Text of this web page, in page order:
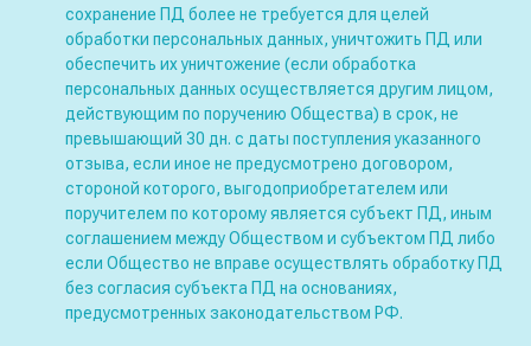
сохранение ПД более не требуется для целей
обработки персональных данных, уничтожить ПД или
обеспечить их уничтожение (если обработка
персональных данных осуществляется другим лицом,
действующим по поручению Общества) в срок, не
превышающий 30 дн. с даты поступления указанного
отзыва, если иное не предусмотрено договором,
стороной которого, выгодоприобретателем или
поручителем по которому является субъект ПД, иным
соглашением между Обществом и субъектом ПД либо
если Общество не вправе осуществлять обработку ПД
без согласия субъекта ПД на основаниях,
предусмотренных законодательством РФ.